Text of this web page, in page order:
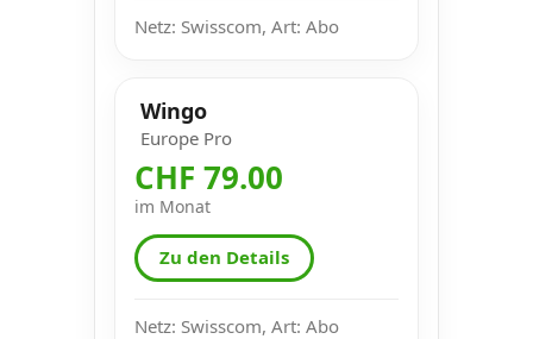
Netz: Swisscom, Art: Abo
Wingo
Europe Pro
CHF 79.00
im Monat
Zu den Details
Netz: Swisscom, Art: Abo